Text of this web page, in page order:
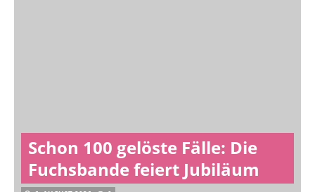
Schon 100 gelöste Fälle: Die
Fuchsbande feiert Jubiläum